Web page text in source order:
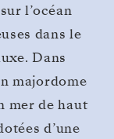
l’océan
dans le
Dans
majordome
mer de haut
d’une